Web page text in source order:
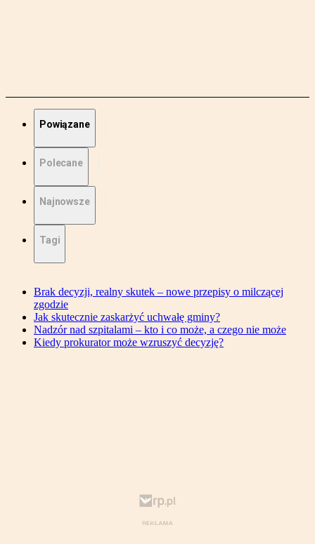
Powiązane
Polecane
Najnowsze
Tagi
Brak decyzji, realny skutek – nowe przepisy o milczącej
zgodzie
Jak skutecznie zaskarżyć uchwałę gminy?
Nadzór nad szpitalami – kto i co może, a czego nie może
Kiedy prokurator może wzruszyć decyzję?